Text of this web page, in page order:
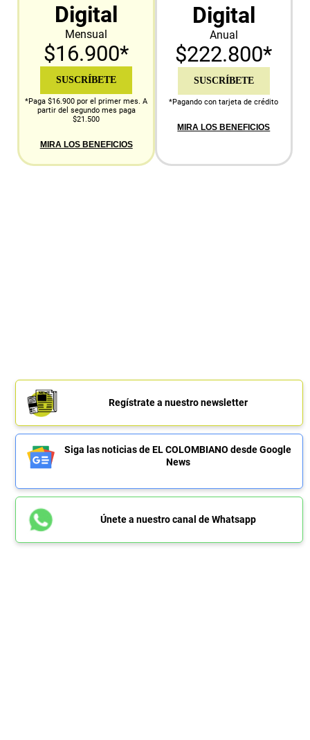
Digital
Mensual
$16.900*
SUSCRÍBETE
*Paga $16.900 por el primer mes. A
partir del segundo mes paga
$21.500
MIRA LOS BENEFICIOS
Digital
Anual
$222.800*
SUSCRÍBETE
*Pagando con tarjeta de crédito
MIRA LOS BENEFICIOS
Regístrate a nuestro newsletter
Siga las noticias de EL COLOMBIANO desde Google
News
Únete a nuestro canal de Whatsapp